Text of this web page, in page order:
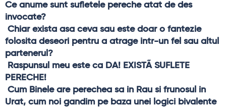
Ce anume sunt sufletele pereche atat de des
invocate?
folosita deseori pentru a atrage intr-un fel sau altul
partenerul?
PERECHE!
Urat, cum noi gandim pe baza unei logici bivalente